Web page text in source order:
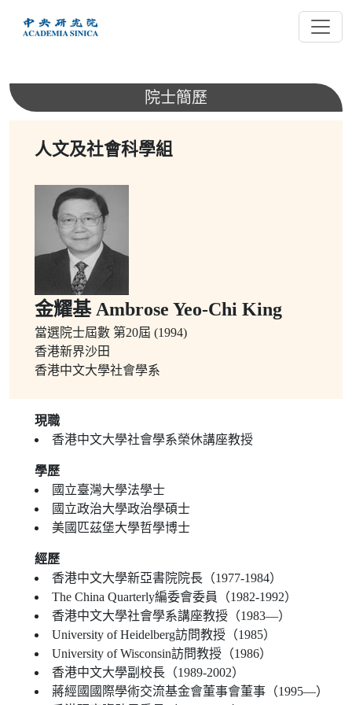
內
院士簡歷
人文及社會科學組
金耀基 Ambrose Yeo-Chi King
當選院士屆數 第20屆 (1994)
香港新界沙田
香港中文大學社會學系
現職
香港中文大學社會學系榮休講座教授
學歷
國立臺灣大學法學士
國立政治大學政治學碩士
美國匹茲堡大學哲學博士
經歷
香港中文大學新亞書院院長（1977-1984）
The China Quarterly編委會委員（1982-1992）
香港中文大學社會學系講座教授（1983—）
University of Heidelberg訪問教授（1985）
University of Wisconsin訪問教授（1986）
香港中文大學副校長（1989-2002）
蔣經國國際學術交流基金會董事會董事（1995—）